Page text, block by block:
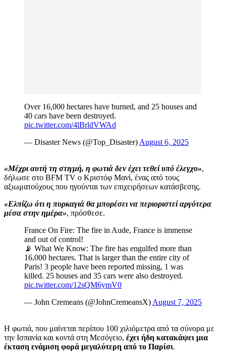
Over 16,000 hectares have burned, and 25 houses and
40 cars have been destroyed.
pic.twitter.com/4lBrldVWAd
— Disaster News (@Top_Disaster) August 6, 2025
«Μέχρι αυτή τη στιγμή, η φωτιά δεν έχει τεθεί υπό έλεγχο»,
δήλωσε στο BFM TV ο Κριστόφ Μανί, ένας από τους
αξιωματούχους που ηγούνται των επιχειρήσεων κατάσβεσης.
«Ελπίζω ότι η πυρκαγιά θα μπορέσει να περιοριστεί αργότερα
μέσα στην ημέρα», πρόσθεσε.
France On Fire: The fire in Aude, France is immense
and out of control!
📡 What We Know: The fire has engulfed more than
16,000 hectares. That is larger than the entire city of
Paris! 3 people have been reported missing, 1 was
killed. 25 houses and 35 cars were also destroyed.
pic.twitter.com/12sQM6ymV0
— John Cremeans (@JohnCremeansX) August 7, 2025
Η φωτιά, που μαίνεται περίπου 100 χιλιόμετρα από τα σύνορα με
την Ισπανία και κοντά στη Μεσόγειο, έχει ήδη κατακάψει μια
έκταση ενάμιση φορά μεγαλύτερη από το Παρίσι.